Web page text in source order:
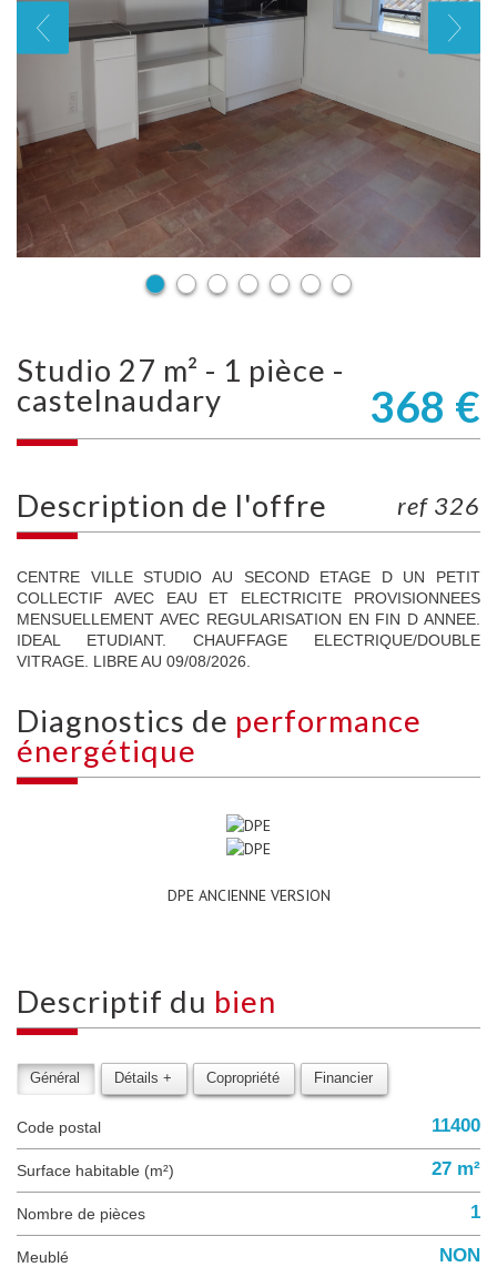
studio 27 m² - 1 pièce -
castelnaudary
368 €
description de l'offre ref 326
CENTRE VILLE STUDIO AU SECOND ETAGE D UN PETIT
COLLECTIF AVEC EAU ET ELECTRICITE PROVISIONNEES
MENSUELLEMENT AVEC REGULARISATION EN FIN D ANNEE.
IDEAL ETUDIANT. CHAUFFAGE ELECTRIQUE/DOUBLE
VITRAGE. LIBRE AU 09/08/2026.
diagnostics de performance
énergétique
DPE ANCIENNE VERSION
descriptif du bien
Général Détails + Copropriété Financier
Code postal 11400
Surface habitable (m²) 27 m²
Nombre de pièces 1
Meublé NON